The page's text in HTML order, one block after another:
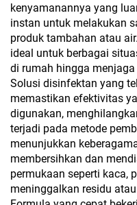
kenyamanannya yang
instan untuk melakukan
produk tambahan atau
ideal untuk berbagai
di rumah hingga
Solusi disinfektan yang
memastikan efektivitas
digunakan,
terjadi pada metode
menunjukkan
membersihkan dan
permukaan seperti kaca,
meninggalkan residu